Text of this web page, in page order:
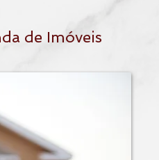
de Imóveis